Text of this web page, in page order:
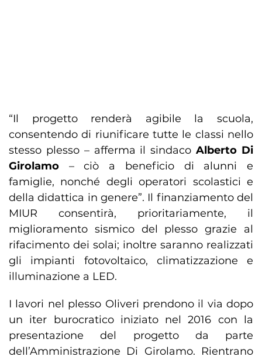
“Il progetto renderà agibile la scuola,
consentendo di riunificare tutte le classi nello
stesso plesso – afferma il sindacoAlberto Di
Girolamo – ciò a beneficio di alunni e
famiglie, nonché degli operatori scolastici e
della didattica in genere”. Il finanziamento del
MIUR consentirà, prioritariamente, il
miglioramento sismico del plesso grazie al
rifacimento dei solai; inoltre saranno realizzati
gli impianti fotovoltaico, climatizzazione e
illuminazione a LED.
I lavori nel plesso Oliveri prendono il via dopo
un iter burocratico iniziato nel 2016 con la
presentazione del progetto da parte
dell’Amministrazione Di Girolamo. Rientrano